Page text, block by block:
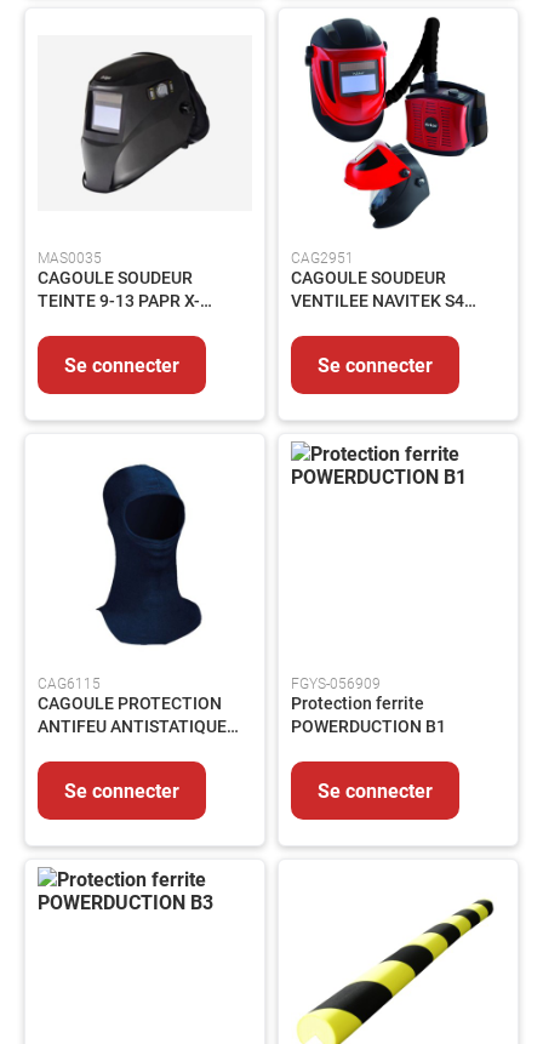
Manutention
Matériel
chantier
Equipements
MAINTENANCE
Electricité
Peinture
et
revêtement
Adhésifs-
Lubrifiants-
Graisse
Fixation
Emballages
HYGIENE
-
D'ENTRETIEN
Nettoyant
Entretien
Collecte
des
déchets
PRODUITS
MAS0035
CAGOULE SOUDEUR
TEINTE 9-13 PAPR X-
Se connecter
CAG2951
CAGOULE SOUDEUR
VENTILEE NAVITEK S4
Se connecter
CAG6115
CAGOULE PROTECTION
ANTIFEU ANTISTATIQUE
Se connecter
FGYS-056909
Protection ferrite
POWERDUCTION B1
Se connecter